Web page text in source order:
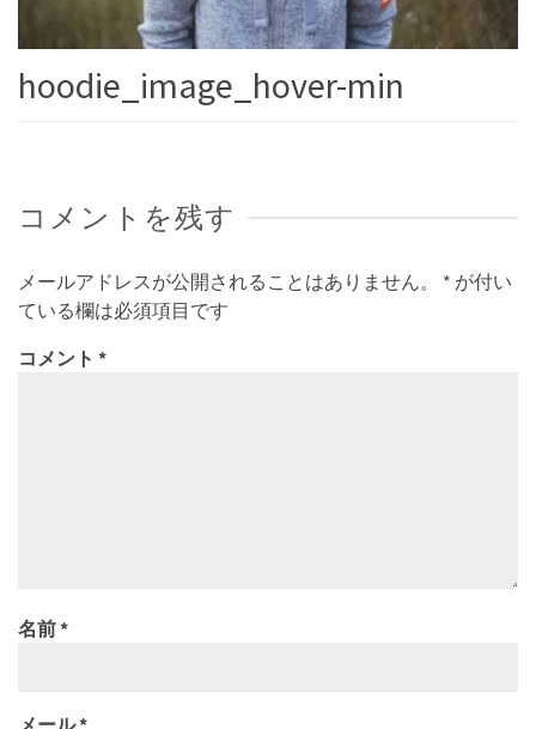
hoodie_image_hover-min
コメントを残す
メールアドレスが公開されることはありません。 * が付い
ている欄は必須項目です
コメント *
名前*
メール*